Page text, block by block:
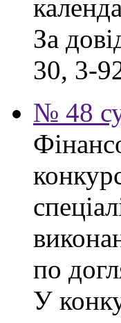
За
30, 3-
№ 48
по
У